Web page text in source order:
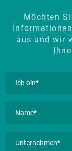
Möchten
aus und wir